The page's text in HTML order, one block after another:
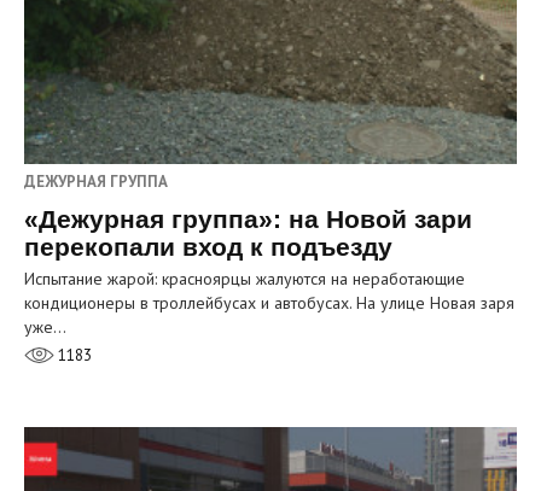
ДЕЖУРНАЯ ГРУППА
«Дежурная группа»: на Новой зари
перекопали вход к подъезду
Испытание жарой: красноярцы жалуются на неработающие
кондиционеры в троллейбусах и автобусах. На улице Новая заря
уже…
1183